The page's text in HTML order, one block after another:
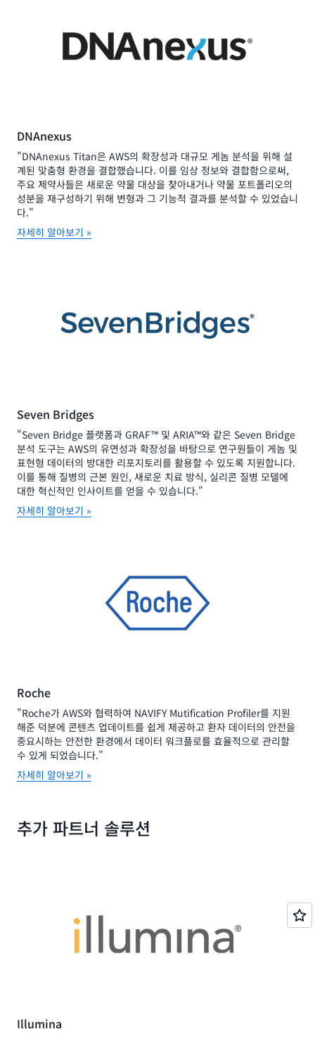
DNAnexus
"DNAnexus Titan은 AWS의 확장성과 대규모 게놈 분석을 위해 설
계된 맞춤형 환경을 결합했습니다. 이를 임상 정보와 결합함으로써,
주요 제약사들은 새로운 약물 대상을 찾아내거나 약물 포트폴리오의
성분을 재구성하기 위해 변형과 그 기능적 결과를 분석할 수 있었습니
다."
자세히 알아보기 »
Seven Bridges
"Seven Bridge 플랫폼과 GRAF™ 및 ARIA™와 같은 Seven Bridge
분석 도구는 AWS의 유연성과 확장성을 바탕으로 연구원들이 게놈 및
표현형 데이터의 방대한 리포지토리를 활용할 수 있도록 지원합니다.
이를 통해 질병의 근본 원인, 새로운 치료 방식, 실리콘 질병 모델에
대한 혁신적인 인사이트를 얻을 수 있습니다."
자세히 알아보기 »
Roche
"Roche가 AWS와 협력하여 NAVIFY Mutification Profiler를 지원
해준 덕분에 콘텐츠 업데이트를 쉽게 제공하고 환자 데이터의 안전을
중요시하는 안전한 환경에서 데이터 워크플로를 효율적으로 관리할
수 있게 되었습니다."
자세히 알아보기 »
추가 파트너 솔루션
Illumina